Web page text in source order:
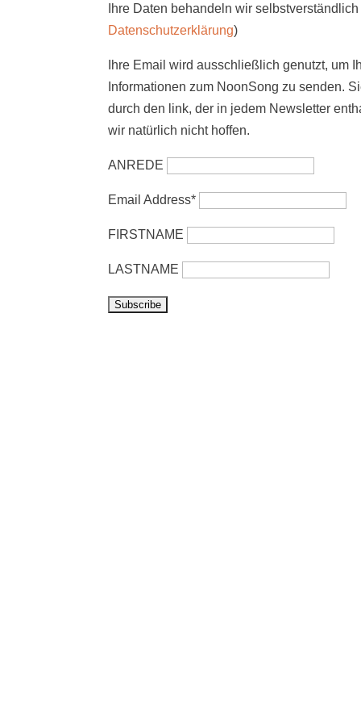
Ihre Daten behandeln wir
Datenschutzerklärung)
Ihre Email wird ausschließlich genutzt, um
Informationen zum NoonSong zu senden.
durch den link, der in jedem Newsletter
wir natürlich nicht hoffen.
ANREDE
Email Address*
FIRSTNAME
LASTNAME